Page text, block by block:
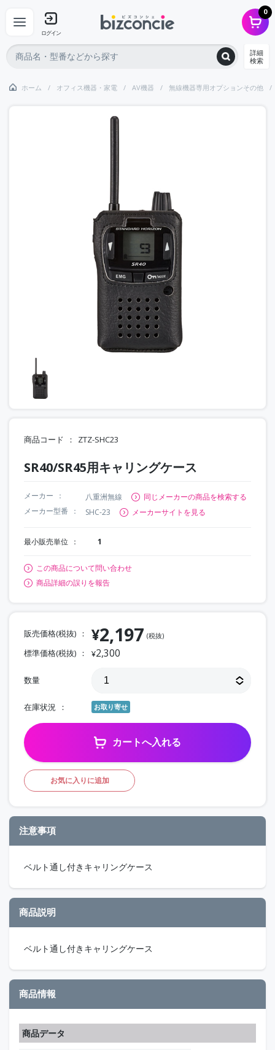
ログイン
0
詳細
検索
ホーム オフィス機器・家電 AV機器 無線機器専用オプションその他
商品コード ZTZ-SHC23
SR40/SR45用キャリングケース
メーカー 八重洲無線
同じメーカーの商品を検索する
メーカー型番
SHC-23 メーカーサイトを見る
最小販売単位 1
この商品について問い合わせ
商品詳細の誤りを報告
販売価格(税抜) ¥2,197 (税抜)
標準価格(税抜) ¥2,300
数量
在庫状況 お取り寄せ
カートへ入れる
お気に入りに追加
注意事項
ベルト通し付きキャリングケース
商品説明
ベルト通し付きキャリングケース
商品情報
商品データ